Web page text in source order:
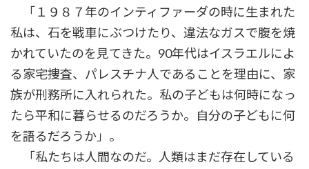
「１９８７年のインティファーダの時に生まれた
私は、石を戦車にぶつけたり、違法なガスで腹を焼
かれていたのを見てきた。90年代はイスラエルによ
る家宅捜査、パレスチナ人であることを理由に、家
族が刑務所に入れられた。私の子どもは何時になっ
たら平和に暮らせるのだろうか。自分の子どもに何
を語るだろうか」。
「私たちは人間なのだ。人類はまだ存在している